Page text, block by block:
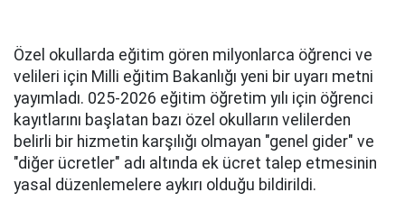
Özel okullarda eğitim gören milyonlarca öğrenci ve
velileri için Milli eğitim Bakanlığı yeni bir uyarı metni
yayımladı. 025-2026 eğitim öğretim yılı için öğrenci
kayıtlarını başlatan bazı özel okulların velilerden
belirli bir hizmetin karşılığı olmayan "genel gider" ve
"diğer ücretler" adı altında ek ücret talep etmesinin
yasal düzenlemelere aykırı olduğu bildirildi.